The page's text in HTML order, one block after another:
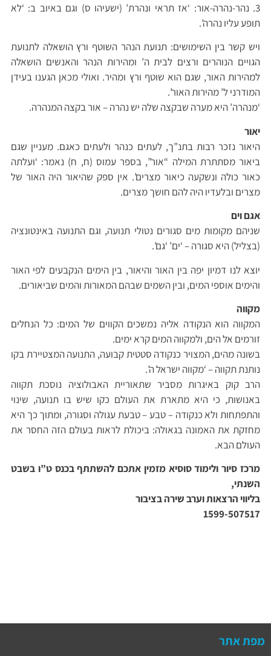
3. נהר-נהרה-אור: ‘אז תראי ונהרת’ (ישעיהו ס) וגם באיוב ב: ‘לא
תופע עליו נהרה’.
ויש קשר בין השימושים: תנועת הנהר השוטף ורץ הושאלה לתנועת
הגויים הנוהרים ורצים לבית ה’ ומהירות הנהר והאנשים הושאלה
למהירות האור, שגם הוא שוטף ורץ ומהיר. ואולי מכאן הגענו בעידן
המודרני ל’ מהירות האור’.
‘מנהרה’ היא מערה שבקצה שלה יש נהרה – אור בקצה המנהרה.
יאור
היאור נזכר רבות בתנ”ך, לעתים כנהר ולעתים כאגם. מעניין שגם
ביאור מסתתרת המילה “אור”, בספר עמוס (ח, ח) נאמר: ‘ועלתה
כאור כולה ונשקעה כיאור מצרים’. אין ספק שהיאור היה האור של
מצרים ובלעדיו היה להם חושך מצרים.
אגם וים
שניהם מקומות מים סגורים נטולי תנועה, וגם התנועה באינטונציה
(בצליל) היא סגורה – ‘ים’ ‘גם’.
יוצא לנו דמיון יפה בין האור והיאור, בין הימים הנקבעים לפי האור
והימים אוספי המים, ובין השמים שבהם המאורות והמים שביאורים.
מקווה
המקווה הוא הנקודה אליה נמשכים הקווים של המים: כל הנחלים
זורמים אל הים, ולמקווה המים קרא ימים.
בשונה מהים, המצויר כנקודה סטטית קבועה, התנועה המצטיירת בקו
נותנת תקווה – ‘מקווה ישראל ה’.
הרב קוק באיגרות מסביר שתאוריית האבולוציה נוסכת תקווה
באנושות, כי היא מתארת את העולם כקו שיש בו תנועה, שינוי
והתפתחות ולא כנקודה – טבע – טבעת עגולה וסגורה, ומתוך כך היא
מחזקת את האמונה בגאולה: ביכולת לראות בעולם הזה החסר את
העולם הבא.
מרכז סיור ולימוד סוסיא מזמין אתכם להשתתף בכנס ט”ו בשבט
השנתי,
בליווי הרצאות וערב שירה בציבור
1599-507517
מפת אתר